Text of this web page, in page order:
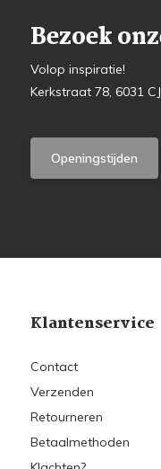
Bezoek
Volop inspiratie!
Kerkstraat 78, 6031
Openingstijden
Klantenservice
Contact
Verzenden
Retourneren
Betaalmethoden